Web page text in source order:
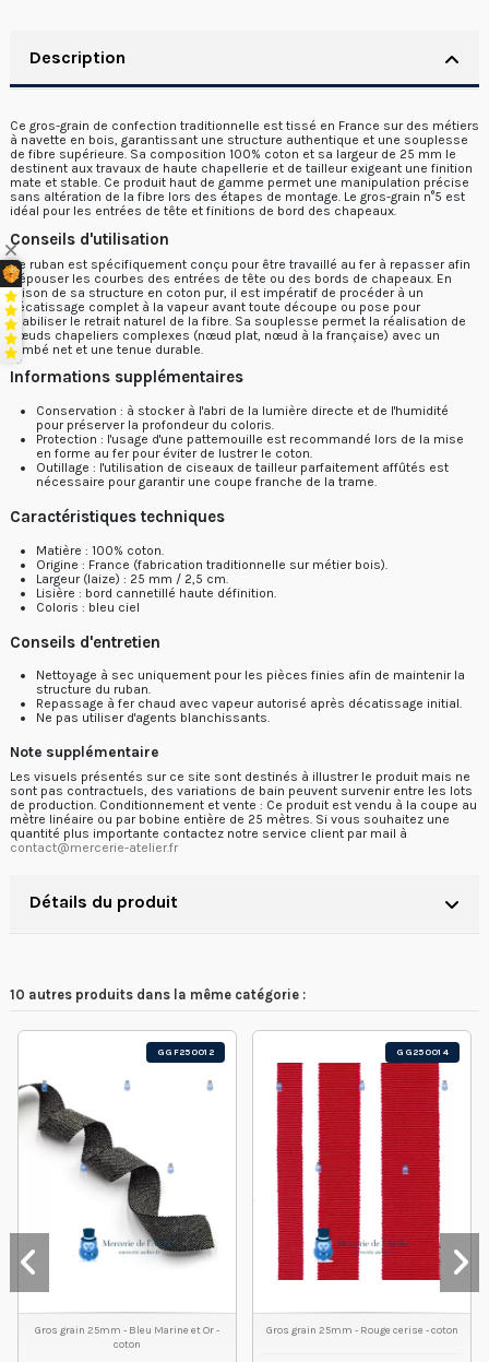
Description
Ce gros-grain de confection traditionnelle est tissé en France sur des métiers
à navette en bois, garantissant une structure authentique et une souplesse
de fibre supérieure. Sa composition 100% coton et sa largeur de 25 mm le
destinent aux travaux de haute chapellerie et de tailleur exigeant une finition
mate et stable. Ce produit haut de gamme permet une manipulation précise
sans altération de la fibre lors des étapes de montage. Le gros-grain n°5 est
idéal pour les entrées de tête et finitions de bord des chapeaux.
Conseils d'utilisation
Ce ruban est spécifiquement conçu pour être travaillé au fer à repasser afin
d'épouser les courbes des entrées de tête ou des bords de chapeaux. En
raison de sa structure en coton pur, il est impératif de procéder à un
décatissage complet à la vapeur avant toute découpe ou pose pour
stabiliser le retrait naturel de la fibre. Sa souplesse permet la réalisation de
nœuds chapeliers complexes (nœud plat, nœud à la française) avec un
tombé net et une tenue durable.
Informations supplémentaires
Conservation : à stocker à l'abri de la lumière directe et de l'humidité
pour préserver la profondeur du coloris.
Protection : l'usage d'une pattemouille est recommandé lors de la mise
en forme au fer pour éviter de lustrer le coton.
Outillage : l'utilisation de ciseaux de tailleur parfaitement affûtés est
nécessaire pour garantir une coupe franche de la trame.
Caractéristiques techniques
Matière : 100% coton.
Origine : France (fabrication traditionnelle sur métier bois).
Largeur (laize) : 25 mm / 2,5 cm.
Lisière : bord cannetillé haute définition.
Coloris : bleu ciel
Conseils d'entretien
Nettoyage à sec uniquement pour les pièces finies afin de maintenir la
structure du ruban.
Repassage à fer chaud avec vapeur autorisé après décatissage initial.
Ne pas utiliser d'agents blanchissants.
Note supplémentaire
Les visuels présentés sur ce site sont destinés à illustrer le produit mais ne
sont pas contractuels, des variations de bain peuvent survenir entre les lots
de production. Conditionnement et vente : Ce produit est vendu à la coupe au
mètre linéaire ou par bobine entière de 25 mètres. Si vous souhaitez une
quantité plus importante contactez notre service client par mail à
contact@mercerie-atelier.fr
Détails du produit
10 autres produits dans la même catégorie :
GGF250012
Gros grain 25mm - Bleu Marine et Or -
coton
GG250014
Gros grain 25mm - Rouge cerise - coton